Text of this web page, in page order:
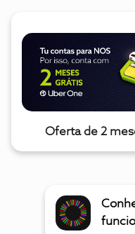
Oferta de 2